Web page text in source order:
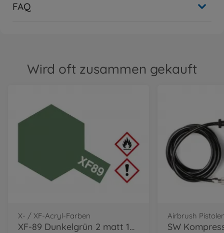
FAQ
Wird oft zusammen gekauft
X- / XF-Acryl-Farben
XF-89 Dunkelgrün 2 matt 10ml
Airbrush
SW